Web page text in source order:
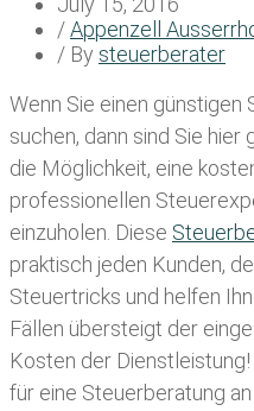
/Appenzell
/ By steuerberater
Wenn Sie einen günstigen
suchen, dann sind Sie hier
die Möglichkeit, eine
professionellen
einzuholen. Diese
praktisch jeden Kunden,
Steuertricks und helfen
Fällen übersteigt der
Kosten der
für eine Steuerberatung